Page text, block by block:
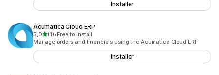
Installer
Acumatica Cloud ERP
5,0av 5 stjerner
(1)
Totalt 1 omtaler
•Free to install
Manage orders and financials using the Acumatica Cloud ERP
Installer